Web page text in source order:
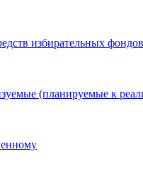
избирательных
(планируемые к